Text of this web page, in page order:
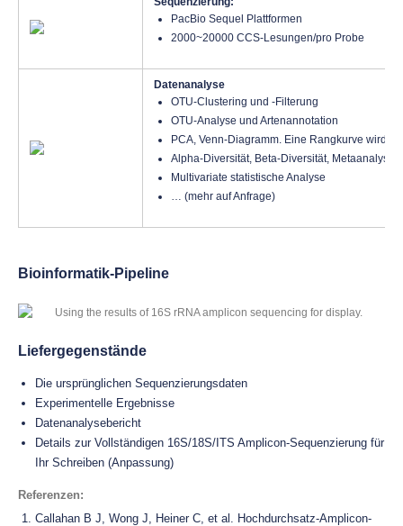
PacBio Sequel Plattformen
2000~20000 CCS-Lesungen/pro Probe
Datenanalyse
OTU-Clustering und -Filterung
OTU-Analyse und Artenannotation
PCA, Venn-Diagramm. Eine Rangkurve wird
Alpha-Diversität, Beta-Diversität, Metaanalyse
Multivariate statistische Analyse
… (mehr auf Anfrage)
Bioinformatik-Pipeline
Liefergegenstände
Die ursprünglichen Sequenzierungsdaten
Experimentelle Ergebnisse
Datenanalysebericht
Details zur Vollständigen 16S/18S/ITS Amplicon-Sequenzierung für
Ihr Schreiben (Anpassung)
Referenzen:
Callahan B J, Wong J, Heiner C, et al. Hochdurchsatz-Amplicon-